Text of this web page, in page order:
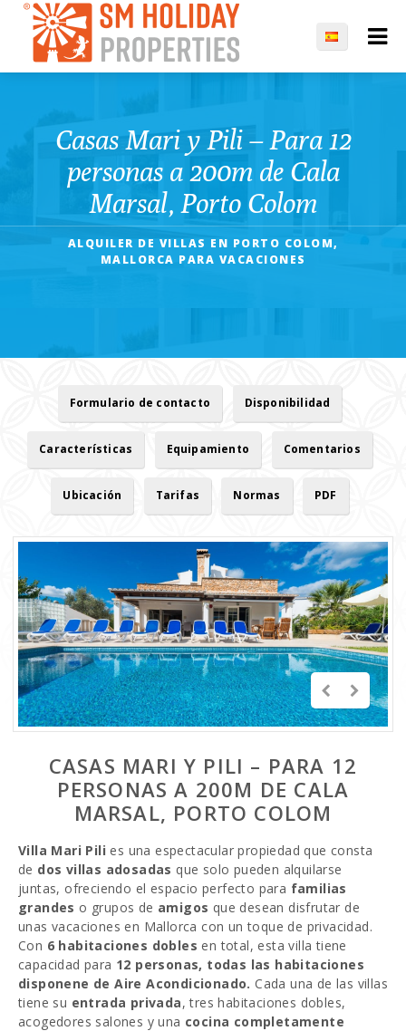
Casas Mari y Pili – Para 12
personas a 200m de Cala
Marsal, Porto Colom
ALQUILER DE VILLAS EN PORTO COLOM,
MALLORCA PARA VACACIONES
Formulario de contacto Disponibilidad
Características Equipamiento Comentarios
Ubicación Tarifas Normas PDF
CASAS MARI Y PILI – PARA 12
PERSONAS A 200M DE CALA
MARSAL, PORTO COLOM
Villa Mari Pili es una espectacular propiedad que consta
de dos villas adosadas que solo pueden alquilarse
juntas, ofreciendo el espacio perfecto para familias
grandes o grupos de amigos que desean disfrutar de
unas vacaciones en Mallorca con un toque de privacidad.
Con 6 habitaciones dobles en total, esta villa tiene
capacidad para 12 personas, todas las habitaciones
disponene de Aire Acondicionado. Cada una de las villas
tiene su entrada privada, tres habitaciones dobles,
acogedores salones y una cocina completamente